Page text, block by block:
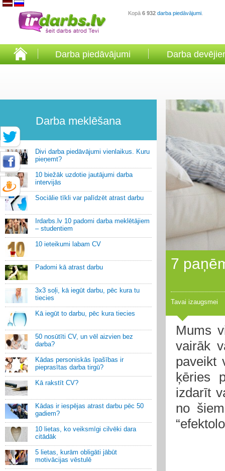
Kopā 6 932 darba piedāvājumi
Darba piedāvājumi Darba
Darba meklēšana
Divi darba piedāvājumi vienlaikus. Kuru
pieņemt?
10 biežāk uzdotie jautājumi darba
intervijās
Sociālie tīkli var palīdzēt atrast darbu
Irdarbs.lv 10 padomi darba meklētājiem
– studentiem
10 ieteikumi labam CV
Padomi kā atrast darbu
3x3 soļi, kā iegūt darbu, pēc kura tu
tiecies
Kā iegūt to darbu, pēc kura tiecies
50 nosūtīti CV, un vēl aizvien bez
darba?
Kādas personiskās īpašības ir
pieprasītas darba tirgū?
Kā rakstīt CV?
Kādas ir iespējas atrast darbu pēc 50
gadiem?
10 lietas, ko veiksmīgi cilvēki dara
citādāk
5 lietas, kurām obligāti jābūt
motivācijas vēstulē
7
Tavai izaugsmei
Mums
vairāk
paveikt
ķēries
izdarīt
no